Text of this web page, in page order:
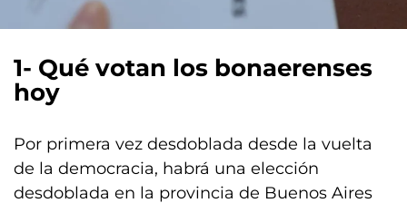
1- Qué votan los bonaerenses
hoy
Por primera vez desdoblada desde la vuelta
de la democracia, habrá una elección
desdoblada en la provincia de Buenos Aires